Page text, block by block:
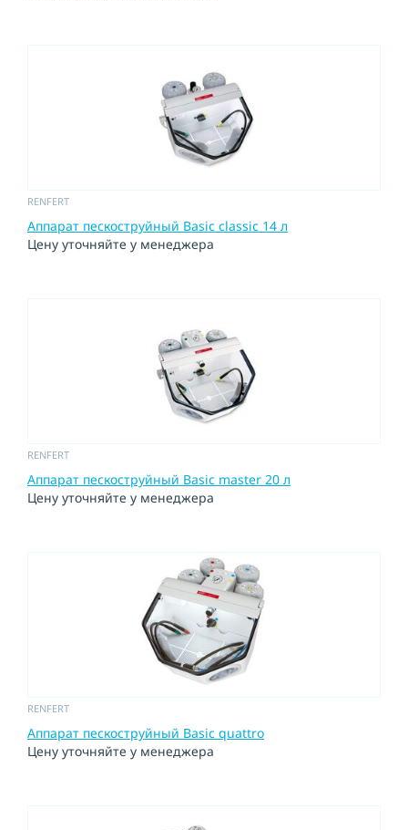
RENFERT
Аппарат пескоструйный Basic classic 14 л
Цену уточняйте у менеджера
RENFERT
Аппарат пескоструйный Basic master 20 л
Цену уточняйте у менеджера
RENFERT
Аппарат пескоструйный Basic quattro
Цену уточняйте у менеджера